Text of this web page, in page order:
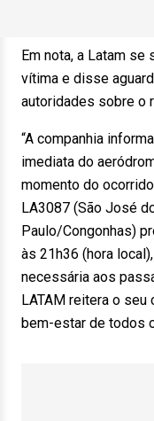
Em nota, a Latam
vítima e disse
autoridades sobre o
“A companhia
imediata do
momento do
LA3087 (São José
Paulo/Congonhas)
às 21h36 (hora
necessária aos
LATAM reitera o
bem-estar de todos